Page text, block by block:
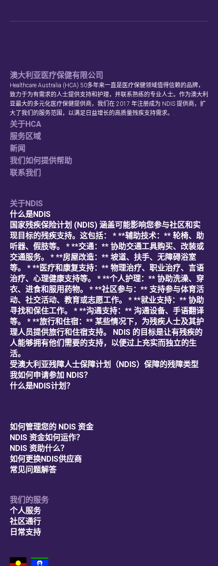
澳大利亚医疗保健有限公司
Healthcare Australia (HCA) 50多年来一直是医疗保健领域值得信赖的品牌，
致力于为有需求的人士提供支持和护理，并联系熟练的专业人士。作为澳大利
亚最大的多元化医疗保健提供商，我们在 2017 年注册成为 NDIS 提供商，扩
大了我们的服务范围，以满足日益增长的高质量残疾支持需求。.
关于HCA
服务区域
新闻
我们如何提供帮助
联系我们
关于NDIS
什么是NDIS
国家残疾保险计划 (NDIS) 涵盖可能影响您参与社区和实
现目标的残疾支持。这包括： * **辅助技术：** 轮椅、助
听器、假肢等。 * **交通：** 协助交通工具购买、改装或
交通服务。 * **房屋改造：** 坡道、扶手、无障碍浴室
等。 * **医疗和康复支持：** 物理治疗、职业治疗、言语
治疗、心理健康支持等。 * **个人护理：** 协助洗澡、穿
衣、进食和服用药物。 * **社区参与：** 支持参与体育活
动、社交活动、教育或志愿工作。 * **就业支持：** 协助
寻找和保住工作。 * **沟通支持：** 沟通设备、手语翻译
等。 * **旅行和住宿：** 某些情况下，为残疾人士及其护
理人员提供旅行和住宿支持。 NDIS 的目标是让有残疾的
人能够拥有他们需要的支持，以便过上充实而独立的生
活。
受澳大利亚残障人士保障计划（NDIS）保障的残障类型
我如何申请参加 NDIS？
什么是NDIS计划？
如何管理您的 NDIS 资金
NDIS 资金如何运作？
NDIS 资助什么？
如何更换NDIS供应商
常见问题解答
我们的服务
个人服务
社区通行
日常支持